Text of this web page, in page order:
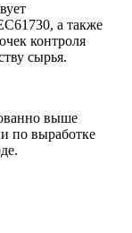
а также
контроля
сырья.
выше
по выработке